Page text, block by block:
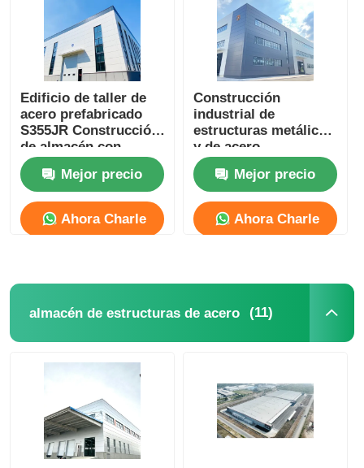
Edificio de taller de
acero prefabricado
S355JR Construcción
de almacén con
estructura de acero
Resistencia sísmica
Mejor precio
Ahora Charle
Construcción
industrial de
estructuras metálicas
y de acero
Mejor precio
Ahora Charle
almacén de estructuras de acero (11)